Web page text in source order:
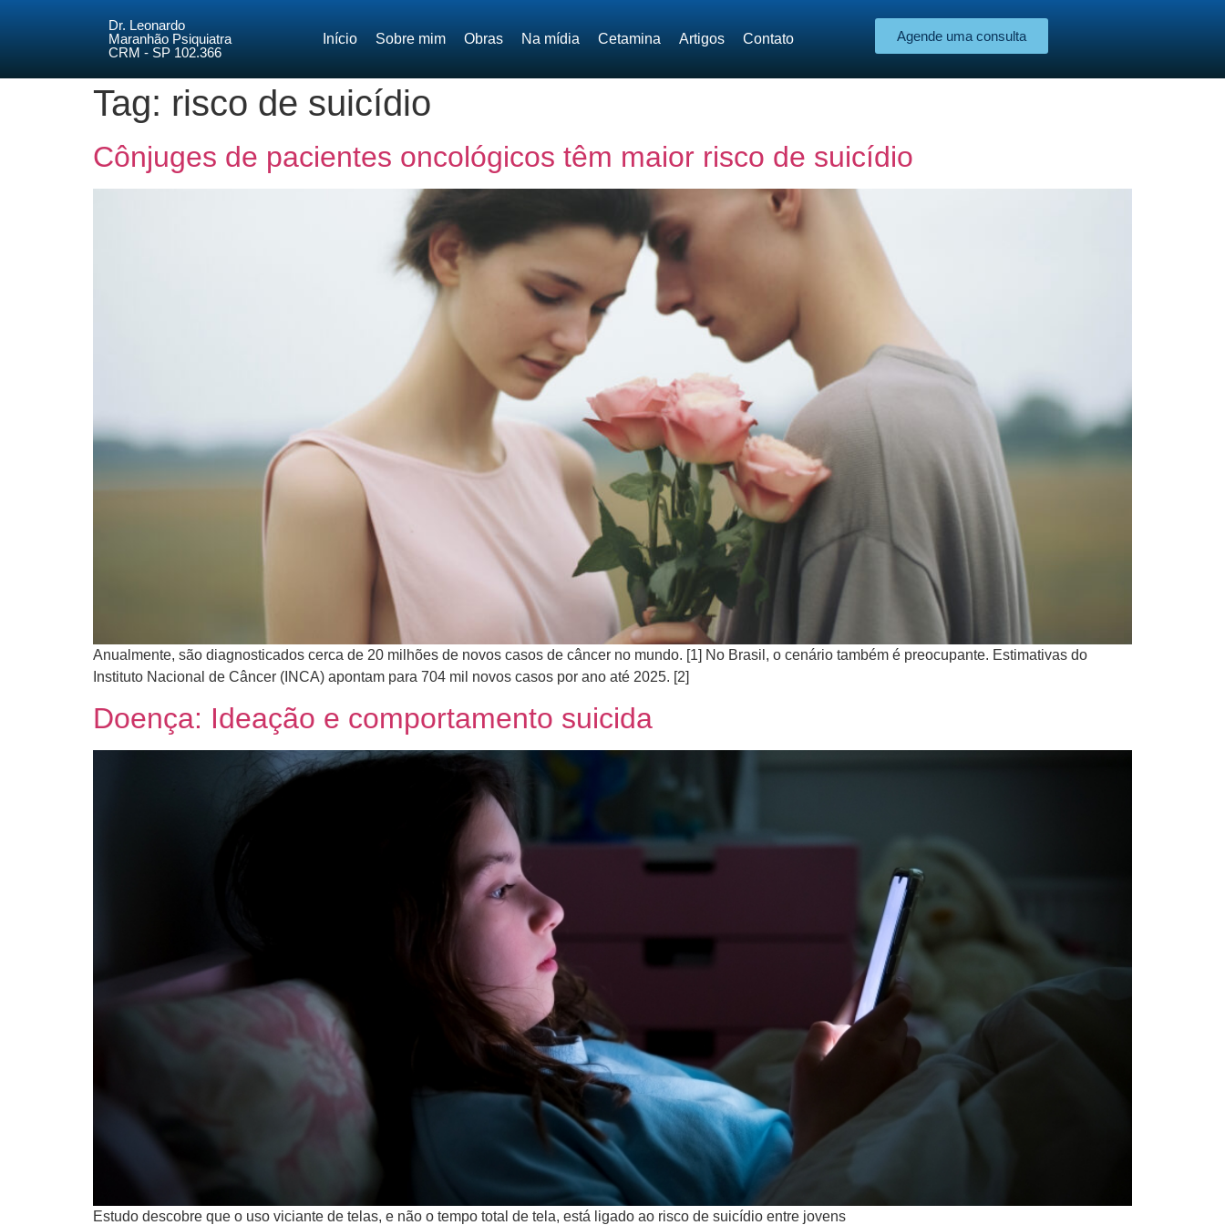
Dr. Leonardo
Maranhão Psiquiatra
CRM - SP 102.366
Início Sobre mim Obras Na mídia Cetamina Artigos Contato Agende uma consulta
Tag: risco de suicídio
Cônjuges de pacientes oncológicos têm maior risco de suicídio
Anualmente, são diagnosticados cerca de 20 milhões de novos casos de câncer no mundo. [1] No Brasil, o cenário também é preocupante. Estimativas do
Instituto Nacional de Câncer (INCA) apontam para 704 mil novos casos por ano até 2025. [2]
Doença: Ideação e comportamento suicida
Estudo descobre que o uso viciante de telas, e não o tempo total de tela, está ligado ao risco de suicídio entre jovens